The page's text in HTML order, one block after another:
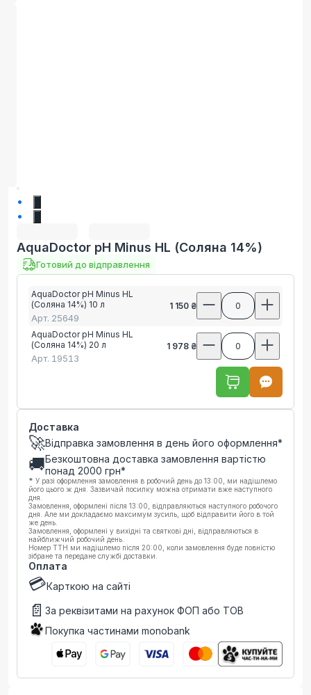
AquaDoctor pH Minus HL (Соляна 14%)
Готовий до відправлення
AquaDoctor pH Minus HL
(Соляна 14%) 10 л
Арт. 25649
1 150 ₴ 0
AquaDoctor pH Minus HL
(Соляна 14%) 20 л
Арт. 19513
1 978 ₴ 0
Доставка
🚀Відправка замовлення в день його оформлення*
🚚Безкоштовна доставка замовлення вартістю
понад 2000 грн*
* У разі оформлення замовлення в робочий день до 13:00, ми надішлемо
його цього ж дня. Зазвичай посилку можна отримати вже наступного
дня.
Замовлення, оформлені після 13:00, відправляються наступного робочого
дня. Але ми докладаємо максимум зусиль, щоб відправити його в той
же день.
Замовлення, оформлені у вихідні та святкові дні, відправляються в
найближчий робочий день.
Номер ТТН ми надішлемо після 20:00, коли замовлення буде повністю
зібране та передане службі доставки.
Оплата
💳Карткою на сайті
📄 За реквізитами на рахунок ФОП або ТОВ
Покупка частинами monobank